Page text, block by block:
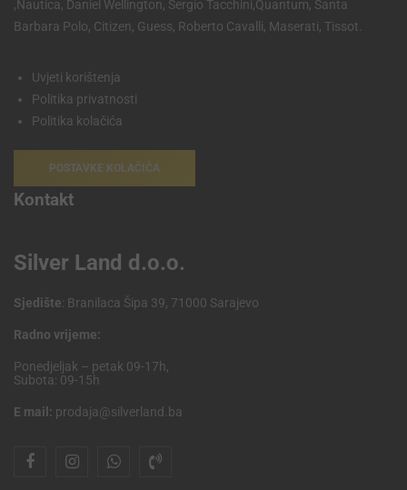
,Nautica, Daniel Wellington, Sergio Tacchini,Quantum, Santa
Barbara Polo, Citizen, Guess, Roberto Cavalli, Maserati, Tissot.
Uvjeti korištenja
Politika privatnosti
Politika kolačića
POSTAVKE KOLAČIĆA
Kontakt
Silver Land d.o.o.
Sjedište: Branilaca Šipa 39, 71000 Sarajevo
Radno vrijeme:
Ponedjeljak – petak 09-17h,
Subota: 09-15h
E mail: prodaja@silverland.ba